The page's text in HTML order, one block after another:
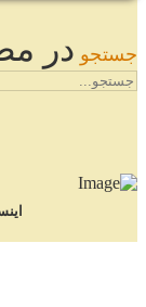
جستجو در